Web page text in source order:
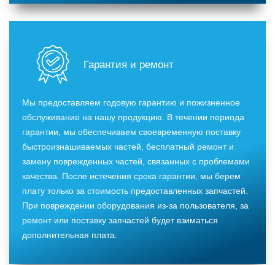
Гарантия и ремонт
Мы предоставляем годовую гарантию и пожизненное
обслуживание на нашу продукцию. В течении периода
гарантии, мы обеспечиваем своевременную поставку
быстроизнашиваемых частей, бесплатный ремонт и
замену поврежденных частей, связанных с проблемами
качества. После истечения срока гарантии, мы берем
плату только за стоимость предоставленных запчастей.
При повреждении оборудования из-за пользователя, за
ремонт или поставку запчастей будет взиматься
дополнительная плата.